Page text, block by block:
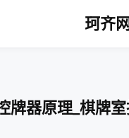
珂齐网
牌器原理_棋牌